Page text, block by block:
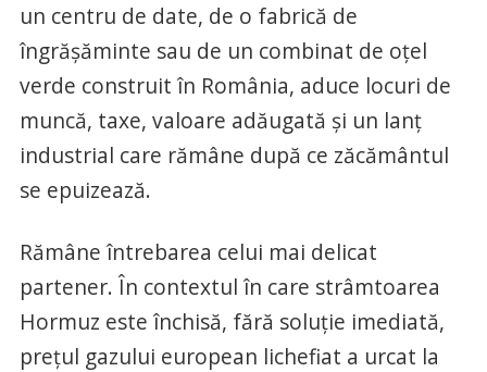
un centru de date, de o fabrică de
îngrășăminte sau de un combinat de oțel
verde construit în România, aduce locuri de
muncă, taxe, valoare adăugată și un lanț
industrial care rămâne după ce zăcământul
se epuizează.
Rămâne întrebarea celui mai delicat
partener. În contextul în care strâmtoarea
Hormuz este închisă, fără soluție imediată,
prețul gazului european lichefiat a urcat la